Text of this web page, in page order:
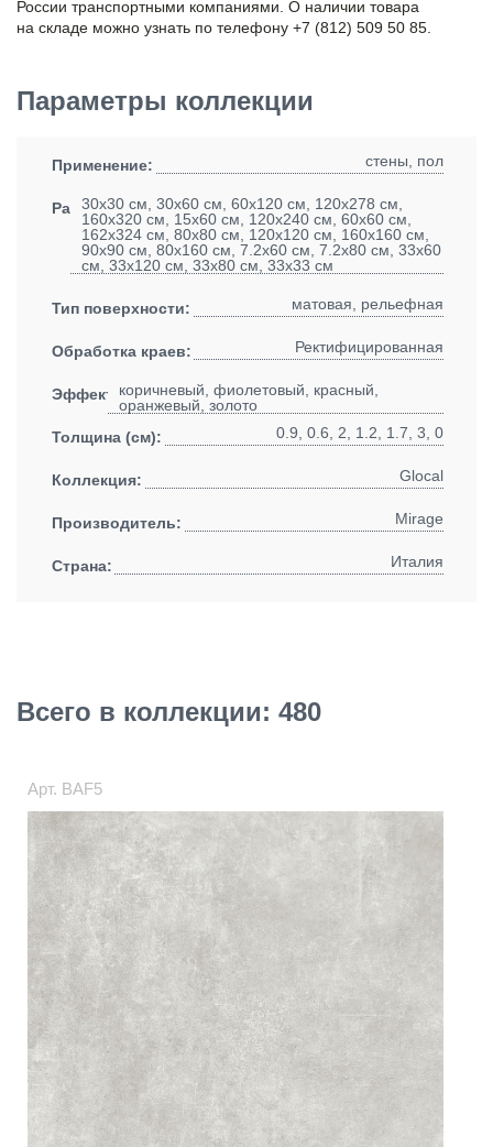
России транспортными компаниями. О наличии товара
на складе можно узнать по телефону +7 (812) 509 50 85.
Параметры коллекции
Применение: стены, пол
Размеры:
30x30 см, 30x60 см, 60x120 см, 120x278 см,
160x320 см, 15x60 см, 120x240 см, 60x60 см,
162x324 см, 80x80 см, 120x120 см, 160x160 см,
90x90 см, 80x160 см, 7.2x60 см, 7.2x80 см, 33x60
см, 33x120 см, 33x80 см, 33x33 см
Тип поверхности: матовая, рельефная
Обработка краев: Ректифицированная
Эффект: коричневый, фиолетовый, красный,
оранжевый, золото
Толщина (см):
0.9, 0.6, 2, 1.2, 1.7, 3, 0
Коллекция: Glocal
Производитель: Mirage
Страна: Италия
Всего в коллекции: 480
Арт. BAF5